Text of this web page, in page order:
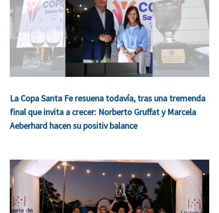
La Copa Santa Fe resuena todavía, tras una tremenda
final que invita a crecer: Norberto Gruffat y Marcela
Aeberhard hacen su positiv balance